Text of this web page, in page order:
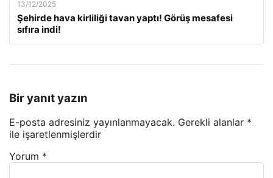
13/12/2025
Şehirde hava kirliliği tavan yaptı! Görüş mesafesi
sıfıra indi!
Bir yanıt yazın
E-posta adresiniz yayınlanmayacak. Gerekli alanlar *
ile işaretlenmişlerdir
Yorum *